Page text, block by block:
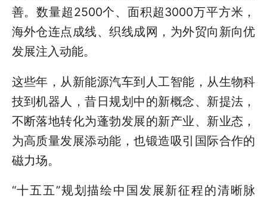
善。数量超2500个、面积超3000万平方米，
海外仓连点成线、织线成网，为外贸向新向优
发展注入动能。
这些年，从新能源汽车到人工智能，从生物科
技到机器人，昔日规划中的新概念、新提法，
不断落地转化为蓬勃发展的新产业、新业态，
为高质量发展添动能，也锻造吸引国际合作的
磁力场。
“十五五”规划描绘中国发展新征程的清晰脉